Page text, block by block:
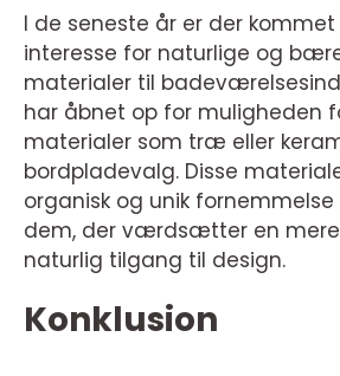
I de seneste år er der
interesse for naturlige og
materialer til
har åbnet op for muligheden
materialer som træ eller
bordpladevalg. Disse
organisk og unik
dem, der værdsætter en
naturlig tilgang til design.
Konklusion